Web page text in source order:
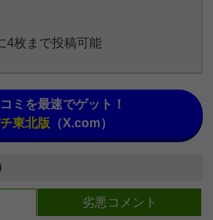
4枚まで投稿可能
ミを最速でゲット！
東北版 （X.com）
劣悪コメント